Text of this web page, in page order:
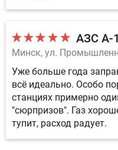
АЗС А-
Минск, ул.
Уже больше года
всё идеально. Особо
станциях примерно
"сюрпризов". Газ
тупит, расход радует.